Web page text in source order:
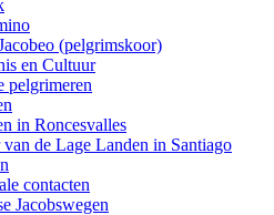
(pelgrimskoor)
en Cultuur
pelgrimeren
in Roncesvalles
de Lage Landen in Santiago
contacten
Jacobswegen